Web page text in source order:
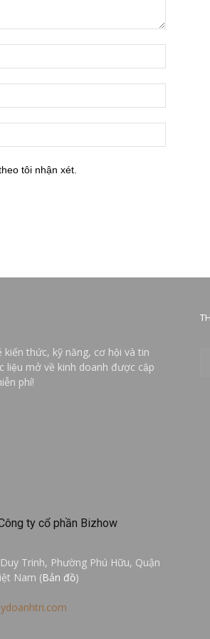
tôi nhận xét.
kiến thức, kỹ năng, cơ hội và tin
liệu mở về kinh doanh được cập
phí!
ty cổ phần Bizhow
Trinh, Phường Phú Hữu, Quận
Nam (Bản đồ)